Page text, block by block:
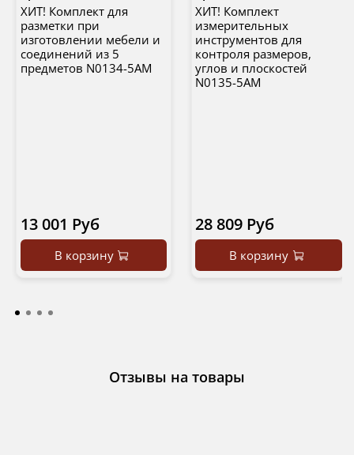
ХИТ! Комплект для
разметки при
изготовлении мебели и
соединений из 5
предметов N0134-5AM
13 001 Руб
В корзину
ХИТ! Комплект
измерительных
инструментов для
контроля размеров,
углов и плоскостей
N0135-5AM
28 809 Руб
В корзину
Отзывы на товары